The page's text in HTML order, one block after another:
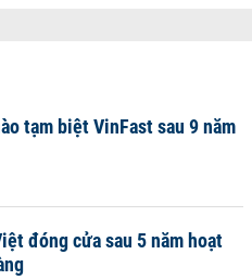
tạm biệt VinFast sau 9 năm
đóng cửa sau 5 năm hoạt